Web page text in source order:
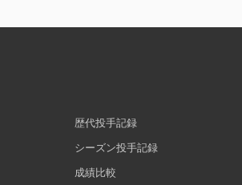
歴代投手記録
シーズン投手記録
成績比較